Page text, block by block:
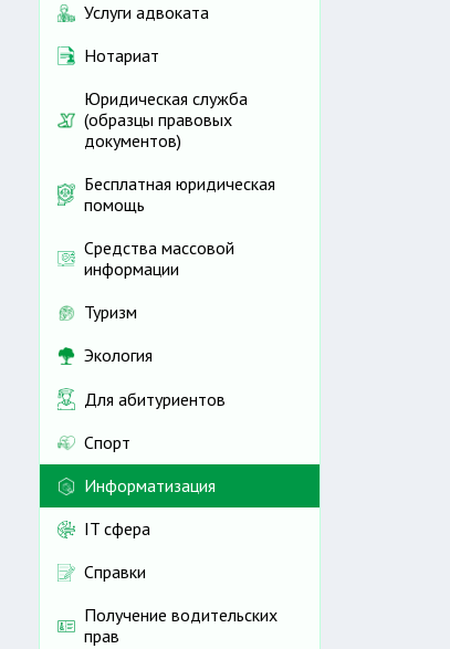
Услуги адвоката
Нотариат
Юридическая служба
(образцы правовых
документов)
Бесплатная юридическая
помощь
Средства массовой
информации
Туризм
Экология
Для абитуриентов
Спорт
Информатизация
IT сфера
Справки
Получение водительских
прав